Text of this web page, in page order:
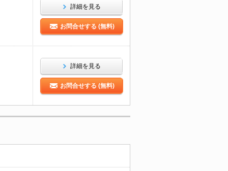
詳細を見る
お問合せする (無料)
詳細を見る
お問合せする (無料)